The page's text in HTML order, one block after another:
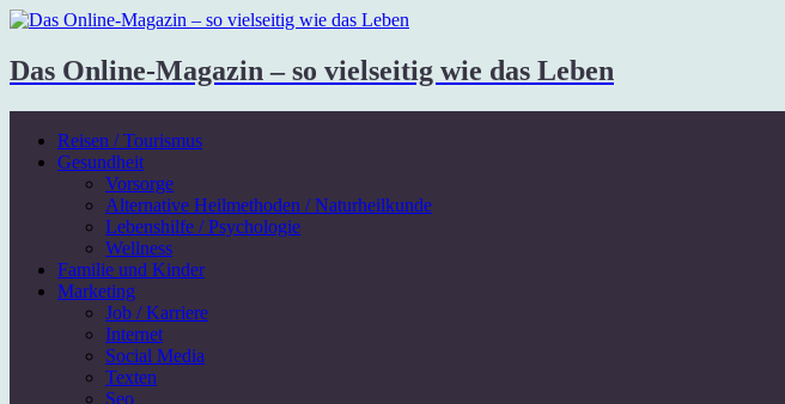
Das Online-Magazin – so vielseitig wie das Leben
Reisen / Tourismus
Gesundheit
Vorsorge
Alternative Heilmethoden / Naturheilkunde
Lebenshilfe / Psychologie
Wellness
Familie und Kinder
Marketing
Job / Karriere
Internet
Social Media
Texten
Seo